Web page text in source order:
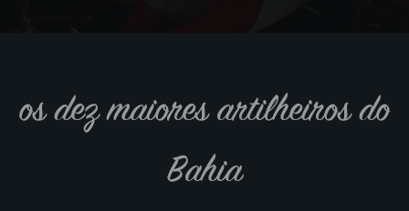
os dez maiores artilheiros do
Bahia